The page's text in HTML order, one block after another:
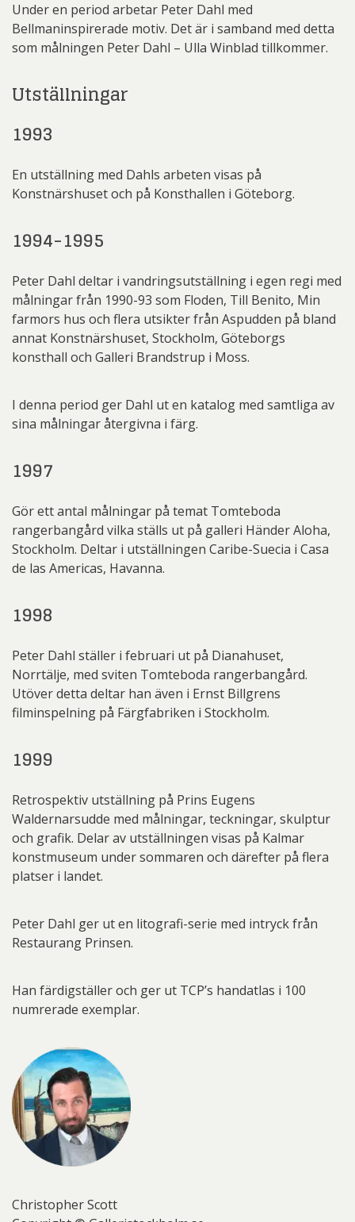
Under en period arbetar Peter Dahl med
Bellmaninspirerade motiv. Det är i samband med detta
som målningen Peter Dahl – Ulla Winblad tillkommer.
Utställningar
1993
En utställning med Dahls arbeten visas på
Konstnärshuset och på Konsthallen i Göteborg.
1994-1995
Peter Dahl deltar i vandringsutställning i egen regi med
målningar från 1990-93 som Floden, Till Benito, Min
farmors hus och flera utsikter från Aspudden på bland
annat Konstnärshuset, Stockholm, Göteborgs
konsthall och Galleri Brandstrup i Moss.
I denna period ger Dahl ut en katalog med samtliga av
sina målningar återgivna i färg.
1997
Gör ett antal målningar på temat Tomteboda
rangerbangård vilka ställs ut på galleri Händer Aloha,
Stockholm. Deltar i utställningen Caribe-Suecia i Casa
de las Americas, Havanna.
1998
Peter Dahl ställer i februari ut på Dianahuset,
Norrtälje, med sviten Tomteboda rangerbangård.
Utöver detta deltar han även i Ernst Billgrens
filminspelning på Färgfabriken i Stockholm.
1999
Retrospektiv utställning på Prins Eugens
Waldernarsudde med målningar, teckningar, skulptur
och grafik. Delar av utställningen visas på Kalmar
konstmuseum under sommaren och därefter på flera
platser i landet.
Peter Dahl ger ut en litografi-serie med intryck från
Restaurang Prinsen.
Han färdigställer och ger ut TCP’s handatlas i 100
numrerade exemplar.
Christopher Scott